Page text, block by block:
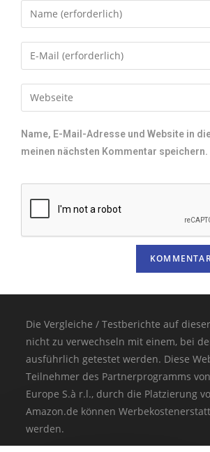
Name, E-Mail-Adresse und Website in
meinen nächsten Kommentar speichern.
Die Vergleiche / Testberichte auf
nicht zu verwechseln mit einem, bei
ausführlich getestet werden. Diese
Teilnehmer des Partnerprogramms
Europe S.à r.l., durch die Platzierung
Amazon.de können
werden.